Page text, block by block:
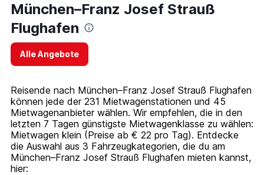
München–Franz Josef Strauß
Flughafen
Alle Angebote
Reisende nach München–Franz Josef Strauß Flughafen
können jede der 231 Mietwagenstationen und 45
Mietwagenanbieter wählen. Wir empfehlen, die in den
letzten 7 Tagen günstigste Mietwagenklasse zu wählen:
Mietwagen klein (Preise ab € 22 pro Tag). Entdecke
die Auswahl aus 3 Fahrzeugkategorien, die du am
München–Franz Josef Strauß Flughafen mieten kannst,
hier: